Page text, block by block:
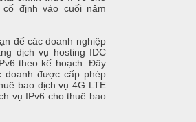
định vào cuối năm
để các doanh nghiệp
dịch vụ hosting IDC
theo kế hoạch. Đây
doanh được cấp phép
bao dịch vụ 4G LTE
vụ IPv6 cho thuê bao